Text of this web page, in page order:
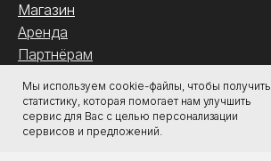
Мы используем cookie-файлы, чтобы получить
статистику, которая помогает нам улучшить
сервис для Вас с целью персонализации
сервисов и предложений.
Магазин
Аренда
Партнёрам
ООО «Городская Реклама»
ИНН: 4345488298